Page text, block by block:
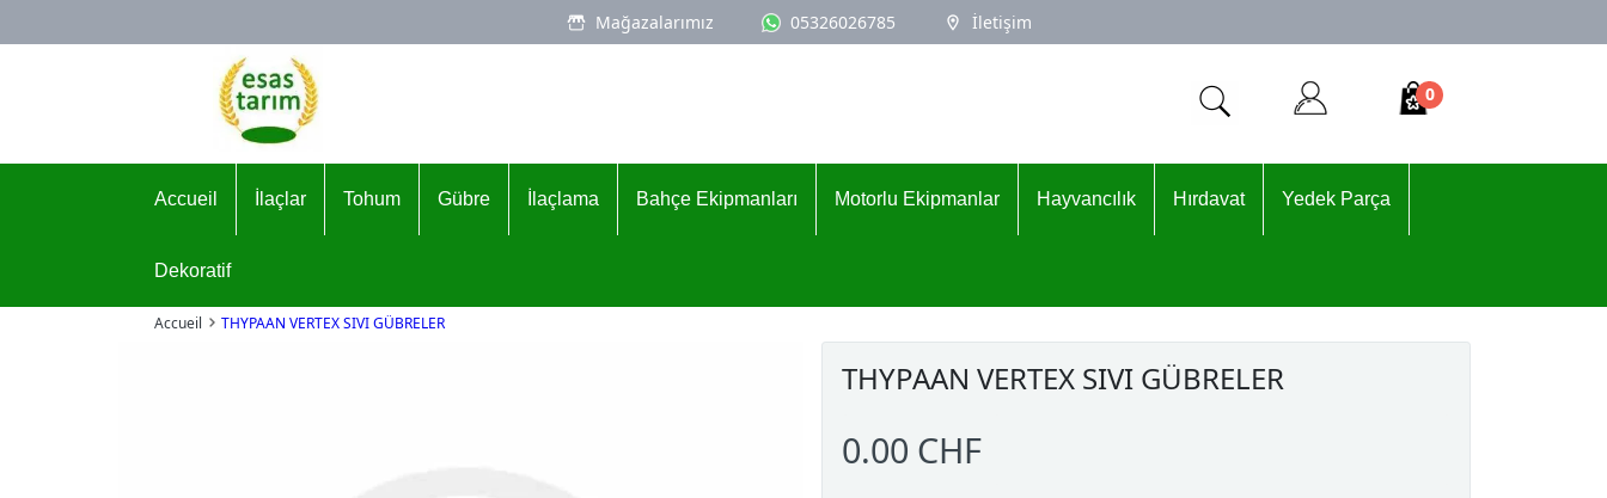
Mağazalarımız 05326026785 İletişim
Logo
0
Accueil İlaçlar Tohum Gübre İlaçlama Bahçe Ekipmanları Motorlu Ekipmanlar Hayvancılık Hırdavat Yedek Parça
Dekoratif
Accueil THYPAAN VERTEX SIVI GÜBRELER
THYPAAN VERTEX SIVI GÜBRELER
0.00 CHF